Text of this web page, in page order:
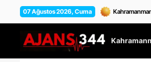
07 Ağustos 2026, Cuma